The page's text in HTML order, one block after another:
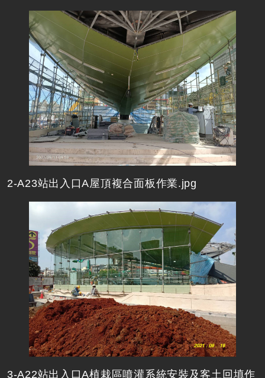
2-A23站出入口A屋頂複合面板作業.jpg
3-A22站出入口A植栽區噴灌系統安裝及客土回填作